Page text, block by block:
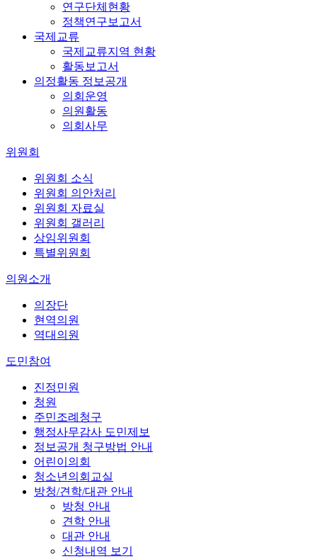
연구단체현황
정책연구보고서
국제교류
국제교류지역 현황
활동보고서
의정활동 정보공개
의회운영
의원활동
의회사무
위원회
위원회 소식
위원회 의안처리
위원회 자료실
위원회 갤러리
상임위원회
특별위원회
의원소개
의장단
현역의원
역대의원
도민참여
진정민원
청원
주민조례청구
행정사무감사 도민제보
정보공개 청구방법 안내
어린이의회
청소년의회교실
방청/견학/대관 안내
방청 안내
견학 안내
대관 안내
신청내역 보기